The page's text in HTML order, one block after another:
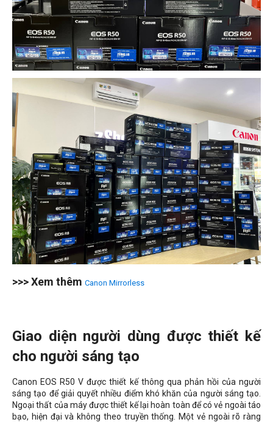
>>> Xem thêm Canon Mirrorless
Giao diện người dùng được thiết kế
cho người sáng tạo
Canon EOS R50 V được thiết kế thông qua phản hồi của người
sáng tạo để giải quyết nhiều điểm khó khăn của người sáng tạo.
Ngoại thất của máy được thiết kế lại hoàn toàn để có vẻ ngoài táo
bạo, hiện đại và không theo truyền thống. Một vẻ ngoài rõ ràng